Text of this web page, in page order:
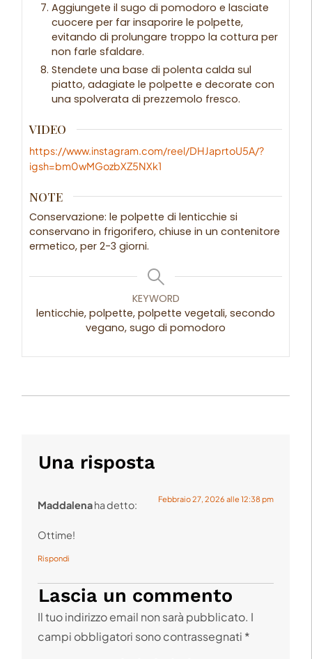
Aggiungete il sugo di pomodoro e lasciate
cuocere per far insaporire le polpette,
evitando di prolungare troppo la cottura per
non farle sfaldare.
Stendete una base di polenta calda sul
piatto, adagiate le polpette e decorate con
una spolverata di prezzemolo fresco.
VIDEO
https://www.instagram.com/reel/DHJaprtoU5A/?
igsh=bm0wMGozbXZ5NXk1
NOTE
Conservazione: le polpette di lenticchie si
conservano in frigorifero, chiuse in un contenitore
ermetico, per 2-3 giorni.
KEYWORD
lenticchie, polpette, polpette vegetali, secondo
vegano, sugo di pomodoro
Una risposta
Maddalenaha detto: Febbraio 27, 2026 alle 12:38 pm
Ottime!
Rispondi
Lascia un commento
Il tuo indirizzo email non sarà pubblicato. I
campi obbligatori sono contrassegnati *